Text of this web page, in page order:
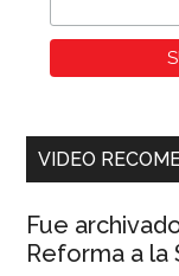
VIDEO
Fue
Reforma a la